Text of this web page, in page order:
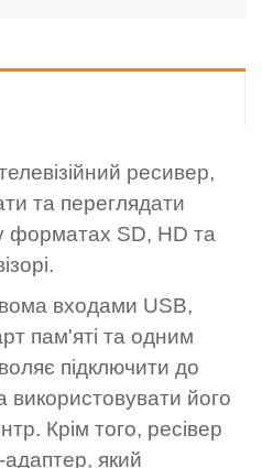
ресивер,
та переглядати
форматах SD, HD та
входами USB,
пам'яті та одним
підключити до
використовувати його
Крім того, ресівер
який